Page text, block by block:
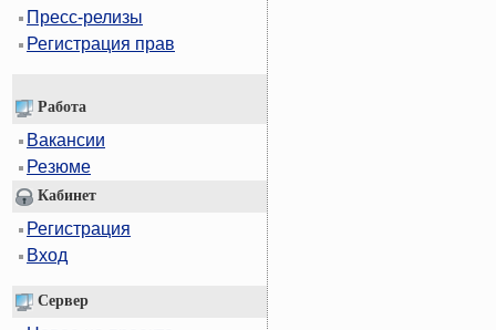
Пресс-релизы
Регистрация прав
Работа
Вакансии
Резюме
Кабинет
Регистрация
Вход
Сервер